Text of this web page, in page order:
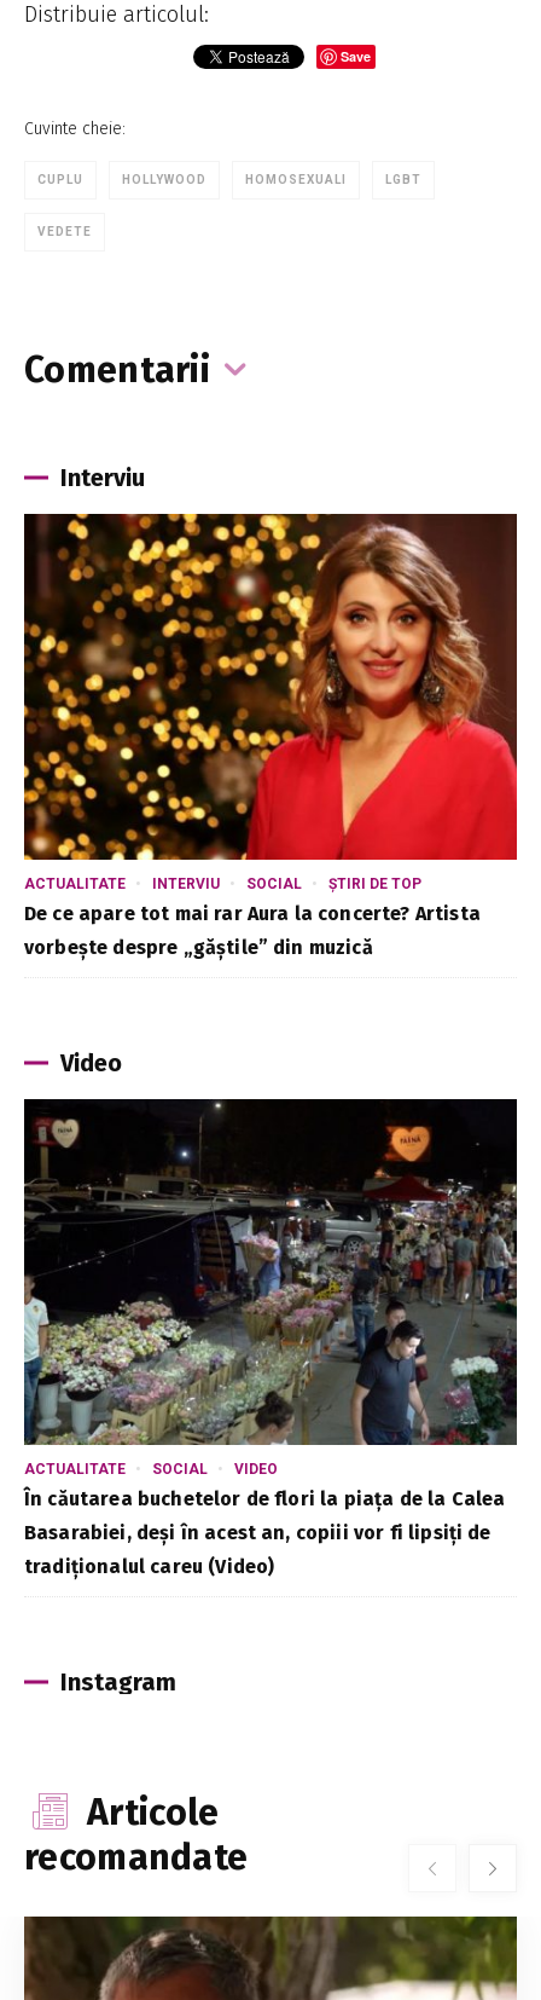
Distribuie articolul:
Save
Cuvinte cheie:
CUPLU HOLLYWOOD HOMOSEXUALI LGBT
VEDETE
Comentarii
Interviu
ACTUALITATE INTERVIU SOCIAL ȘTIRI DE TOP
De ce apare tot mai rar Aura la concerte? Artista
vorbește despre „găștile” din muzică
Video
ACTUALITATE SOCIAL VIDEO
În căutarea buchetelor de flori la piața de la Calea
Basarabiei, deși în acest an, copiii vor fi lipsiți de
tradiționalul careu (Video)
Instagram
Articole
recomandate